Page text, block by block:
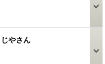
やさん